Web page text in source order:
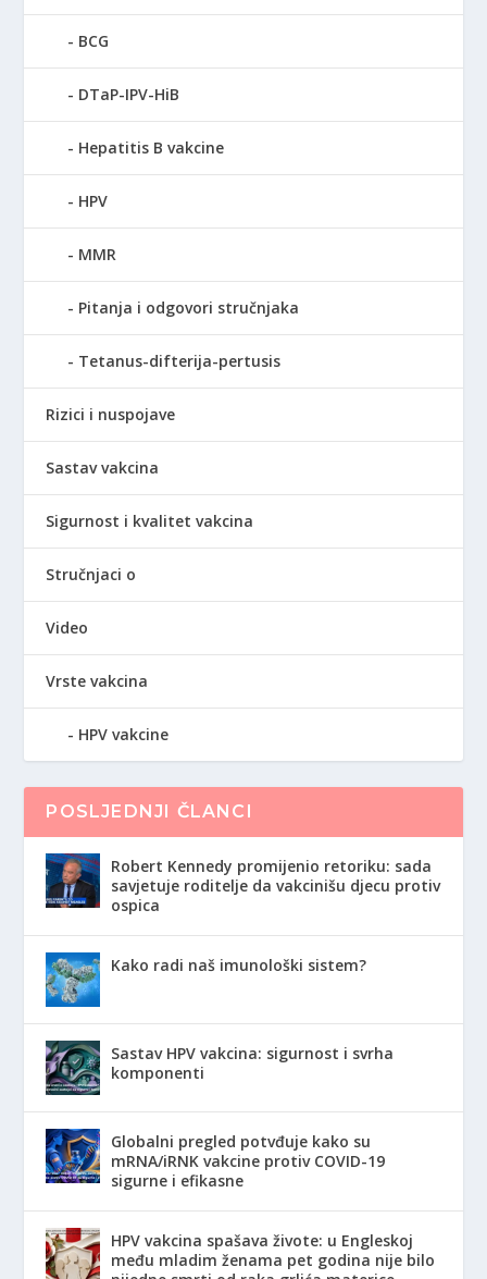
BCG
DTaP-IPV-HiB
Hepatitis B vakcine
HPV
MMR
Pitanja i odgovori stručnjaka
Tetanus-difterija-pertusis
Rizici i nuspojave
Sastav vakcina
Sigurnost i kvalitet vakcina
Stručnjaci o
Video
Vrste vakcina
HPV vakcine
POSLJEDNJI ČLANCI
Robert Kennedy promijenio retoriku: sada
savjetuje roditelje da vakcinišu djecu protiv
ospica
Kako radi naš imunološki sistem?
Sastav HPV vakcina: sigurnost i svrha
komponenti
Globalni pregled potvđuje kako su
mRNA/iRNK vakcine protiv COVID-19
sigurne i efikasne
HPV vakcina spašava živote: u Engleskoj
među mladim ženama pet godina nije bilo